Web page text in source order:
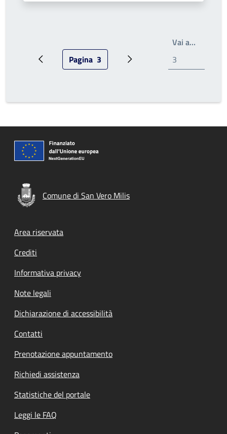
Pagina precedentePagina attuale
Pagina 3 Pagina successiva
Vai a…
Comune di San Vero Milis
Footer menu
Area riservata
Crediti
Informativa privacy
Note legali
Dichiarazione di accessibilità
Contatti
Prenotazione appuntamento
Richiedi assistenza
Statistiche del portale
Leggi le FAQ